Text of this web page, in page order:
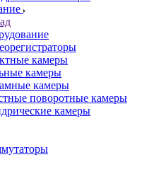
камеры
камеры
камеры
поворотные камеры
камеры